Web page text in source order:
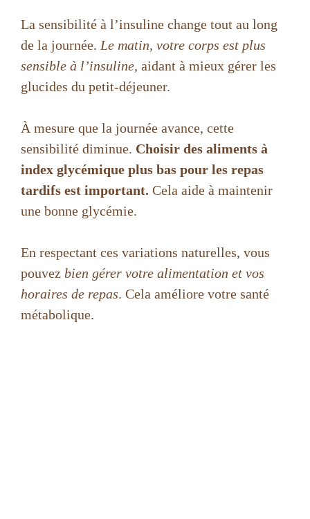
La sensibilité à l’insuline change tout au long
de la journée. Le matin, votre corps est plus
sensible à l’insuline, aidant à mieux gérer les
glucides du petit-déjeuner.
À mesure que la journée avance, cette
sensibilité diminue. Choisir des aliments à
index glycémique plus bas pour les repas
tardifs est important. Cela aide à maintenir
une bonne glycémie.
En respectant ces variations naturelles, vous
pouvez bien gérer votre alimentation et vos
horaires de repas. Cela améliore votre santé
métabolique.